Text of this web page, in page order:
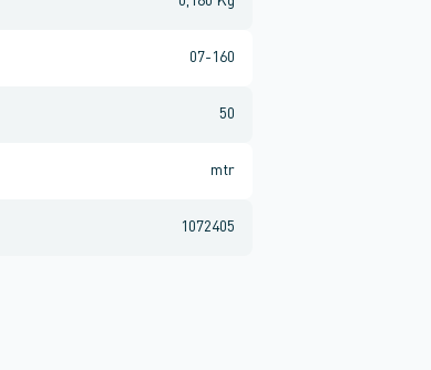
07-160
50
mtr
1072405